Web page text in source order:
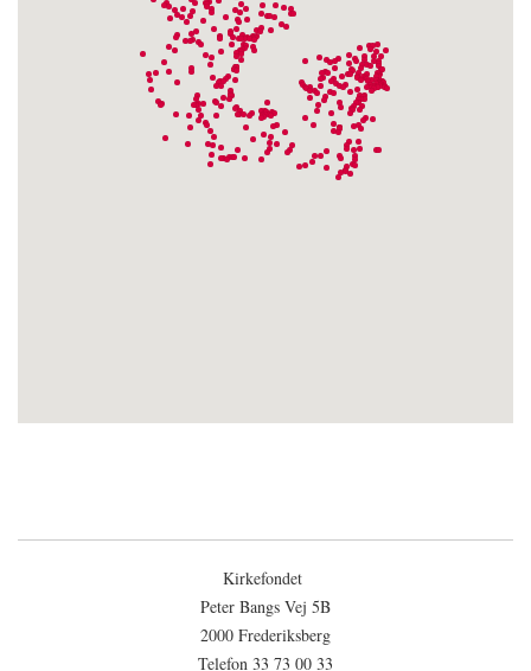
Kirkefondet
Peter Bangs Vej 5B
2000 Frederiksberg
Telefon 33 73 00 33